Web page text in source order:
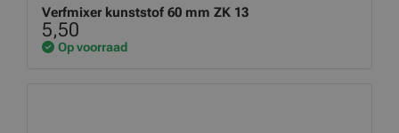
Verfmixer kunststof 60 mm ZK 13
5,50
Op voorraad